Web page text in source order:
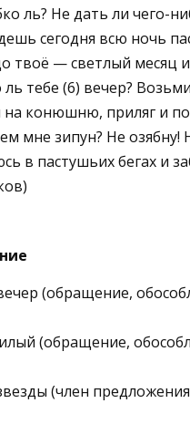
ль? Не дать ли чего-
сегодня всю ночь
твоё — светлый месяц
ль тебе (6) вечер?
на конюшню, приляг и
мне зипун? Не озябну!
в пастушьих бегах и
(обращение,
(обращение,
(член